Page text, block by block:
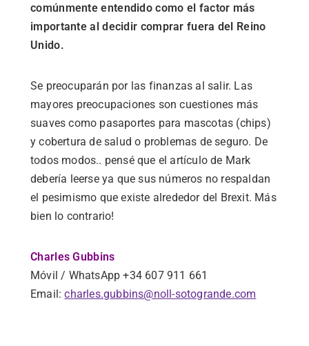
comúnmente entendido como el factor más
importante al decidir comprar fuera del Reino
Unido.
Se preocuparán por las finanzas al salir. Las
mayores preocupaciones son cuestiones más
suaves como pasaportes para mascotas (chips)
y cobertura de salud o problemas de seguro. De
todos modos.. pensé que el artículo de Mark
debería leerse ya que sus números no respaldan
el pesimismo que existe alrededor del Brexit. Más
bien lo contrario!
Charles Gubbins
Móvil / WhatsApp +34 607 911 661
Email:charles.gubbins@noll-sotogrande.com